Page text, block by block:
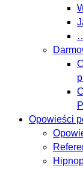
Opowieści